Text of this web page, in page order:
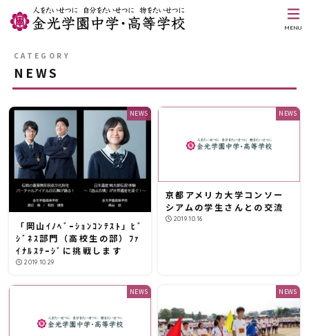
MENU
NEWS
NEWS
「岡山ｲﾉﾍﾞｰｼｮﾝｺﾝﾃｽﾄ」ﾋﾞ
ｼﾞﾈｽ部門（高校生の部）ﾌｧ
ｲﾅﾙｽﾃｰｼﾞに挑戦します
2019.10.29
NEWS
京都アメリカ大学コンソー
シアムの学生さんとの交流
2019.10.16
NEWS NEWS